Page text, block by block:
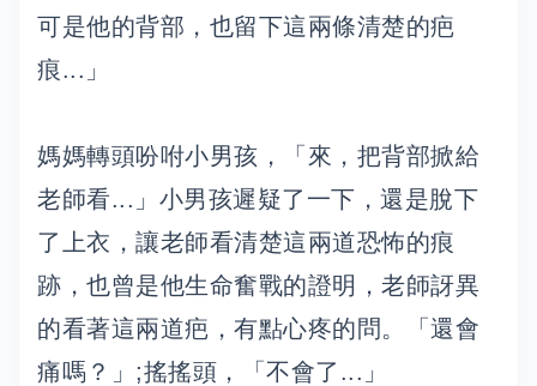
可是他的背部，也留下這兩條清楚的疤
痕...」
媽媽轉頭吩咐小男孩，「來，把背部掀給
老師看...」小男孩遲疑了一下，還是脫下
了上衣，讓老師看清楚這兩道恐怖的痕
跡，也曾是他生命奮戰的證明，老師訝異
的看著這兩道疤，有點心疼的問。「還會
痛嗎？」;搖搖頭，「不會了...」